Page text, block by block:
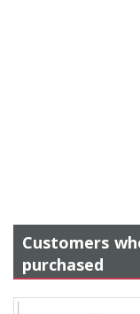
Customers
purchased